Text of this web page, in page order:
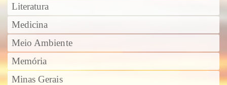
Literatura
Medicina
Meio Ambiente
Memória
Minas Gerais